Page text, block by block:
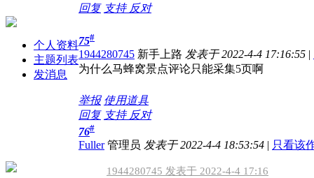
回复 支持 反对
个人资料
主题列表
发消息
75#
1944280745 新手上路 发表于 2022-4-4 17:16:55 |
为什么马蜂窝景点评论只能采集5页啊
举报 使用道具
回复 支持 反对
76#
Fuller 管理员 发表于 2022-4-4 18:53:54 | 只看该
1944280745 发表于 2022-4-4 17:16